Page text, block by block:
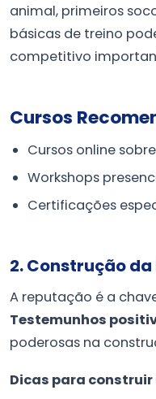
animal, primeiros
básicas de treino
competitivo
Cursos
Cursos online
Workshops
Certificações
2. Construção
A reputação é a
Testemunhos
poderosas na
Dicas para